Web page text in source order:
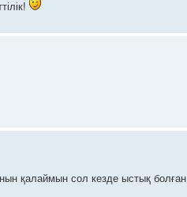
қалаймын сол кезде ыстық болған